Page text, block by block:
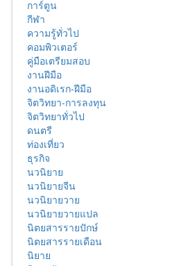
การ์ตูน
กีฬา
ความรู้ทั่วไป
คอมพิวเตอร์
คู่มือเตรียมสอบ
งานฝีมือ
งานอดิเรก-ฝีมือ
จิตวิทยา-การลงทุน
จิตวิทยาทั่วไป
ดนตรี
ท่องเที่ยว
ธุรกิจ
นวนิยาย
นวนิยายจีน
นวนิยายวาย
นวนิยายวายแปล
นิตยสารรายปักษ์
นิตยสารรายเดือน
นิยาย